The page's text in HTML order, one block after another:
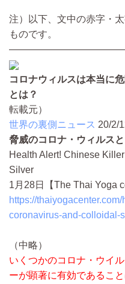
注）以下、文中の赤字・
ものです。
コロナウィルスは本当に
とは？
転載元）
世界の裏側ニュース 20/2/
脅威のコロナ・ウィルス
Health Alert! Chinese
Silver
1月28日【The Thai Yoga
https://
coronavirus-and-colloidal-
（中略）
いくつかのコロナ・ウイ
ーが顕著に有効であるこ